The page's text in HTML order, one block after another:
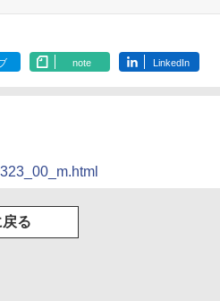
note LinkedIn
戻る